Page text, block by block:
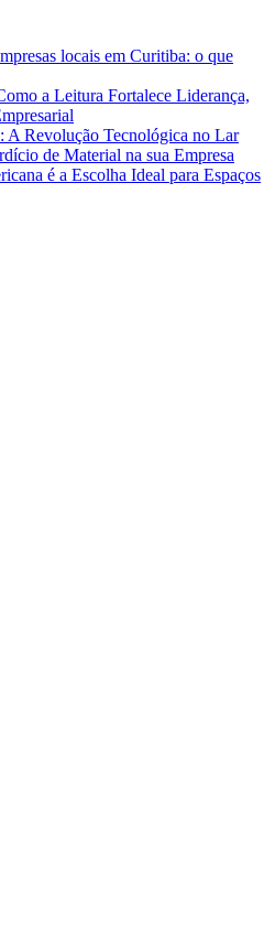
locais em Curitiba: o que
a Leitura Fortalece Liderança,
A Revolução Tecnológica no Lar
de Material na sua Empresa
é a Escolha Ideal para Espaços